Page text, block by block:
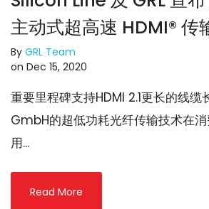
主动式超高速 HDMI® 传
By GRL Team
on Dec 15, 2020
重要里程碑支持HDMI 2.1更长的线
GmbH的超低功耗光纤传输技术在
用...
Read More